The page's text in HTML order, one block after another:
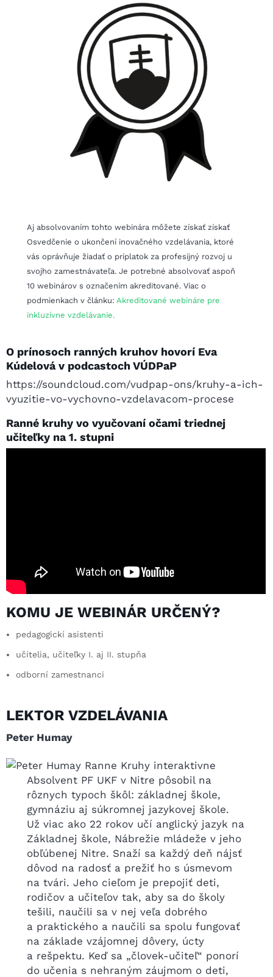
Aj absolvovaním tohto webinára môžete získať získať
Osvedčenie o ukončení inovačného vzdelávania, ktoré
vás oprávňuje žiadať o príplatok za profesijný rozvoj u
svojho zamestnávateľa. Je potrebné absolvovať aspoň
10 webinárov s označením akreditované. Viac o
podmienkach v článku: Akreditované webináre pre
inkluzívne vzdelávanie.
O prínosoch ranných kruhov hovorí Eva
Kúdelová v podcastoch VÚDPaP
https://soundcloud.com/vudpap-ons/kruhy-a-ich-
vyuzitie-vo-vychovno-vzdelavacom-procese
Ranné kruhy vo vyučovaní očami triednej
učiteľky na 1. stupni
KOMU JE WEBINÁR URČENÝ?
pedagogickí asistenti
učitelia, učiteľky I. aj II. stupňa
odborní zamestnanci
LEKTOR VZDELÁVANIA
Peter Humay
Absolvent PF UKF v Nitre pôsobil na
rôznych typoch škôl: základnej škole,
gymnáziu aj súkromnej jazykovej škole.
Už viac ako 22 rokov učí anglický jazyk na
Základnej škole, Nábrežie mládeže v jeho
obľúbenej Nitre. Snaží sa každý deň nájsť
dôvod na radosť a prežiť ho s úsmevom
na tvári. Jeho cieľom je prepojiť deti,
rodičov a učiteľov tak, aby sa do školy
tešili, naučili sa v nej veľa dobrého
a praktického a naučili sa spolu fungovať
na základe vzájomnej dôvery, úcty
a rešpektu. Keď sa „človek-učiteľ“ ponorí
do učenia s nehraným záujmom o deti,